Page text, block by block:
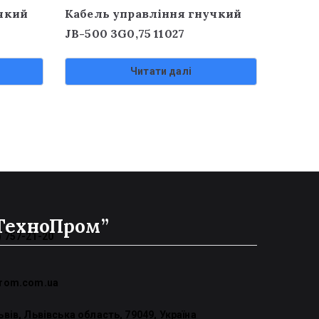
Кабель управління гнучкий
JB-500 3G0,75 11027
Читати далі
757-21-20
Львівська область, 79049, Україна